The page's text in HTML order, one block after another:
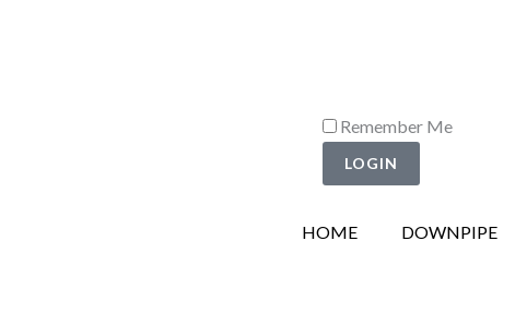
Remember Me
LOGIN
HOME DOWNPIPE